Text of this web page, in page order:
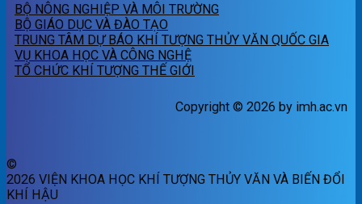
BỘ NÔNG NGHIỆP VÀ MÔI TRƯỜNG
BỘ GIÁO DỤC VÀ ĐÀO TẠO
TRUNG TÂM DỰ BÁO KHÍ TƯỢNG THỦY VĂN QUỐC GIA
VỤ KHOA HỌC VÀ CÔNG NGHỆ
TỔ CHỨC KHÍ TƯỢNG THẾ GIỚI
Copyright © 2026 by imh.ac.vn
©
2026 VIỆN KHOA HỌC KHÍ TƯỢNG THỦY VĂN VÀ BIẾN ĐỔI
KHÍ HẬU